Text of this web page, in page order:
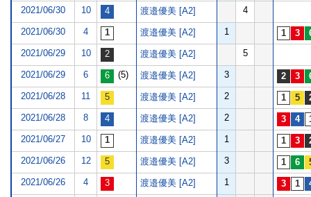
2021/06/30 10 渡邉優美 [A2] 4
2021/06/30 4 渡邉優美 [A2] 1
2021/06/29 10 渡邉優美 [A2] 5
2021/06/29 6 (5) 渡邉優美 [A2] 3
2021/06/28 11 渡邉優美 [A2] 2
2021/06/28 8 渡邉優美 [A2] 2
2021/06/27 10 渡邉優美 [A2] 1
2021/06/26 12 渡邉優美 [A2] 3
2021/06/26 4 渡邉優美 [A2] 1